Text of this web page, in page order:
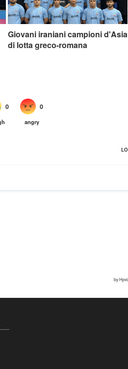
Giovani iraniani campioni d'Asia
di lotta greco-romana